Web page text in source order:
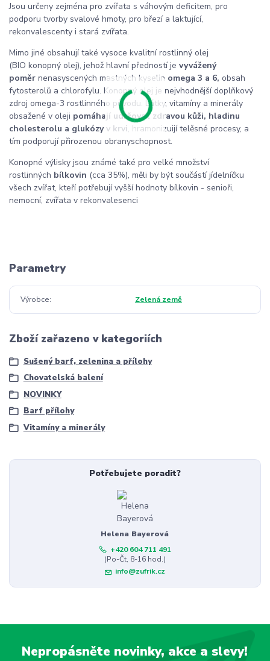
Jsou určeny zejména pro zvířata s váhovým deficitem, pro
podporu tvorby svalové hmoty, pro březí a laktující,
rekonvalescenty i stará zvířata.
Mimo jiné obsahují také vysoce kvalitní rostlinný olej
(BIO konopný olej), jehož hlavní předností je vyvážený
poměr nenasyscených mastných kyselin omega 3 a 6, obsah
fytosterolů a chlorofylu. Konopný olej je nejvhodnější doplňkový
zdroj omega-3 rostlinného původu. Látky, vitamíny a minerály
obsažené v oleji pomáhají udržovat zdravou kůži, hladinu
cholesterolu a glukózy v krvi, hramonizuijí telěsné procesy, a
tím podporují přirozenou obranyschopnost.
Konopné výlisky jsou známé také pro velké množství
rostlinných bílkovin (cca 35%), měli by být součástí jídelníčku
všech zvířat, kteří potřebují vyšší hodnoty bílkovin - senioři,
nemocní, zvířata v rekonvalesenci
Parametry
Výrobce Zelená země
Zboží zařazeno v kategoriích
Sušený barf, zelenina a přílohy
Chovatelská balení
NOVINKY
Barf přílohy
Vitamíny a minerály
Potřebujete poradit?
Helena Bayerová
+420 604 711 491
(Po-Čt, 8-16 hod.)
info@zufrik.cz
Nepropásněte novinky, akce a slevy!